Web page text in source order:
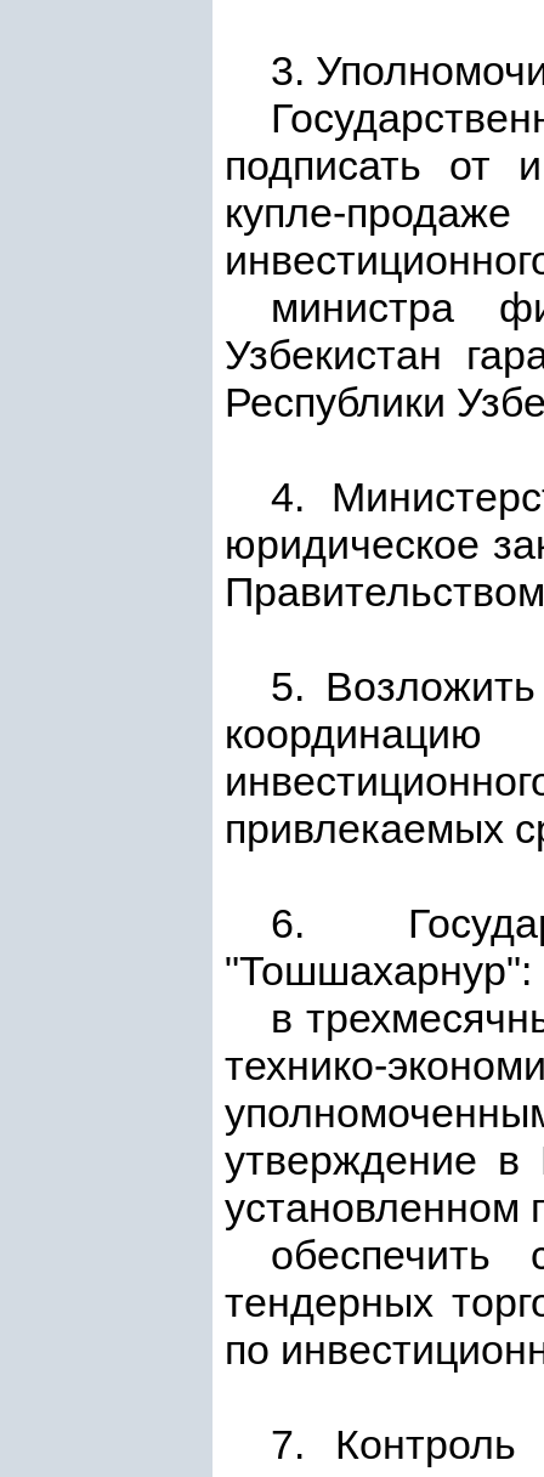
3.
подписать от
купле-
министра
Узбекистан
Республики
4.
юридическое
5. Возложить
привлекаемых
6.
"Тошшахарнур":
в
технико-
утверждение в
установленном
обеспечить
тендерных
по
7. Контроль